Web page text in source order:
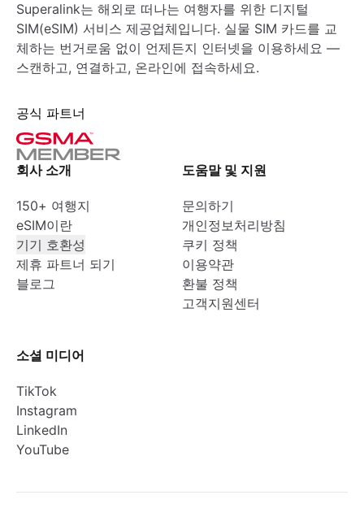
Superalink는 해외로 떠나는 여행자를 위한 디지털
SIM(eSIM) 서비스 제공업체입니다. 실물 SIM 카드를 교
체하는 번거로움 없이 언제든지 인터넷을 이용하세요 —
스캔하고, 연결하고, 온라인에 접속하세요.
공식 파트너
회사 소개
150+ 여행지
eSIM이란
기기 호환성
제휴 파트너 되기
블로그
도움말 및 지원
문의하기
개인정보처리방침
쿠키 정책
이용약관
환불 정책
고객지원센터
소셜 미디어
TikTok
Instagram
LinkedIn
YouTube